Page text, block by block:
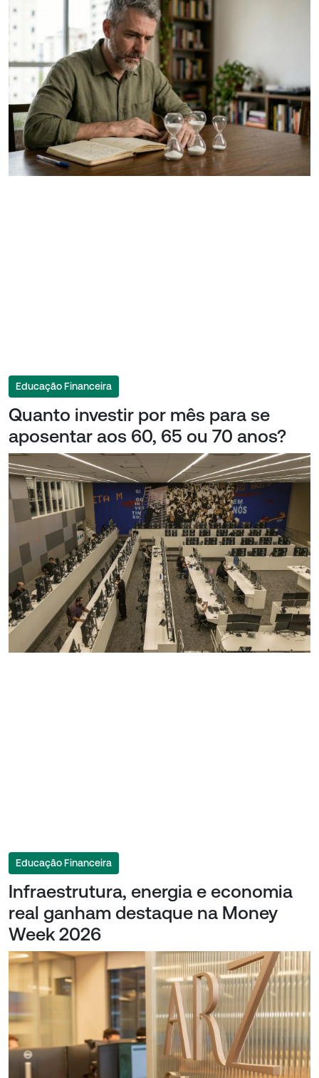
Educação Financeira
Quanto investir por mês para se
aposentar aos 60, 65 ou 70 anos?
Educação Financeira
Infraestrutura, energia e economia
real ganham destaque na Money
Week 2026